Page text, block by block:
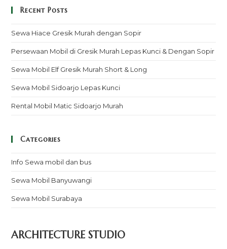
Recent Posts
Sewa Hiace Gresik Murah dengan Sopir
Persewaan Mobil di Gresik Murah Lepas Kunci & Dengan Sopir
Sewa Mobil Elf Gresik Murah Short & Long
Sewa Mobil Sidoarjo Lepas Kunci
Rental Mobil Matic Sidoarjo Murah
Categories
Info Sewa mobil dan bus
Sewa Mobil Banyuwangi
Sewa Mobil Surabaya
ARCHITECTURE STUDIO